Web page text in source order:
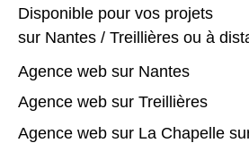
Disponible pour vos projets
sur Nantes / Treillières ou à
Agence web sur Nantes
Agence web sur Treillières
Agence web sur La Chapelle